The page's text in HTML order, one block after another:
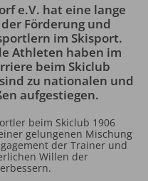
e.V. hat eine lange
Förderung und
im Skisport.
Athleten haben im
beim Skiclub
zu nationalen und
aufgestiegen.
beim Skiclub 1906
gelungenen Mischung
der Trainer und
Willen der